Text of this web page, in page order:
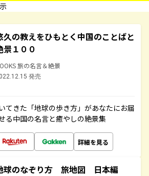
久の教えをひもとく中国のことばと
景１００
旅の名言＆絶景
発売
てきた「地球の歩き方」があなたにお届
る中国の名言と癒やしの絶景集
詳細を見る
球のなぞり方 旅地図 日本編